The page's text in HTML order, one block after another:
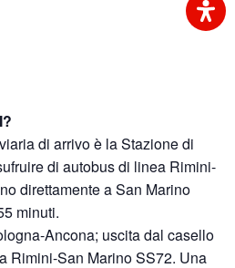
di arrivo è la Stazione di
di autobus di linea Rimini-
direttamente a San Marino
minuti.
Ancona; uscita dal casello
Rimini-San Marino SS72. Una